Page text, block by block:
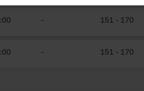
werden nur notwendige Cookies
- 151 - 170
- 151 - 170